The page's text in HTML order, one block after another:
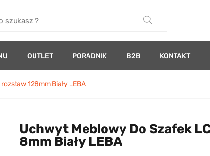
OUTLET PORADNIK B2B KONTAKT
128mm Biały LEBA
Uchwyt Meblowy Do Szafek
8mm Biały LEBA